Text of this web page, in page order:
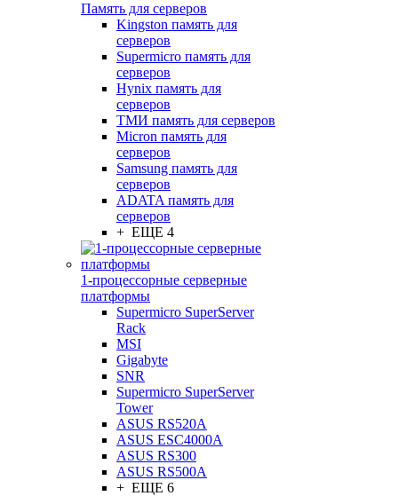
Память для серверов
Kingston память для
серверов
Supermicro память для
серверов
Hynix память для
серверов
ТМИ память для серверов
Micron память для
серверов
Samsung память для
серверов
ADATA память для
серверов
+ ЕЩЕ 4
1-процессорные серверные
платформы
Supermicro SuperServer
Rack
MSI
Gigabyte
SNR
Supermicro SuperServer
Tower
ASUS RS520A
ASUS ESC4000A
ASUS RS300
ASUS RS500A
+ ЕЩЕ 6